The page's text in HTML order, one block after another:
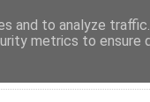
and to analyze
metrics to ensure